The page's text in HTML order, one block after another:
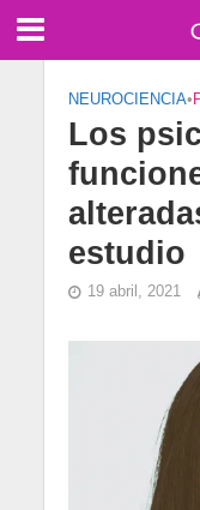
NEUROCIENCIA•
Los
estudio
19 abril, 2021